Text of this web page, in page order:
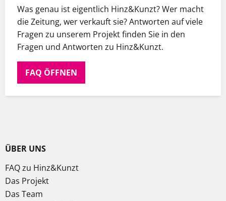
Was genau ist eigentlich Hinz&Kunzt? Wer macht
die Zeitung, wer verkauft sie? Antworten auf viele
Fragen zu unserem Projekt finden Sie in den
Fragen und Antworten zu Hinz&Kunzt.
FAQ ÖFFNEN
ÜBER UNS
FAQ zu Hinz&Kunzt
Das Projekt
Das Team